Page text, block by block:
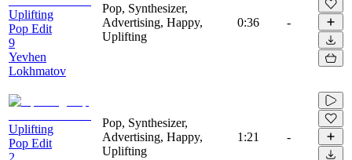
Uplifting
Pop Edit
9
Yevhen
Lokhmatov
Pop, Synthesizer,
Advertising, Happy,
Uplifting
0:36 -
Uplifting
Pop Edit
2
Pop, Synthesizer,
Advertising, Happy,
Uplifting
1:21 -